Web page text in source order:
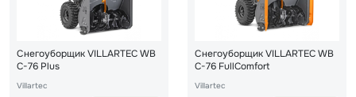
Снегоуборщик VILLARTEC WB
C-76 Plus
Villartec
Снегоуборщик VILLARTEC WB
C-76 FullComfort
Villartec